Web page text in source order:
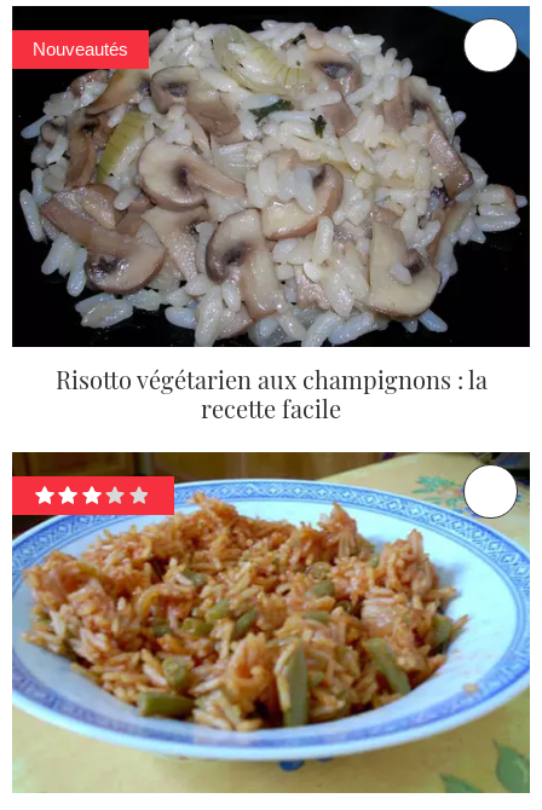
Nouveautés
Risotto végétarien aux champignons : la
recette facile